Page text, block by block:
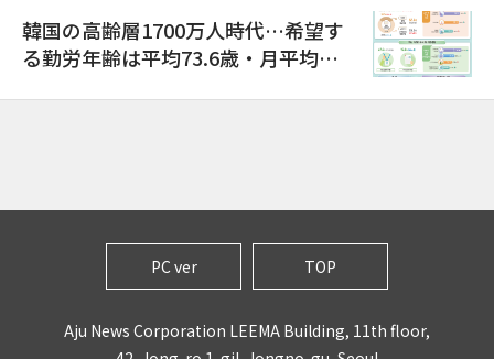
韓国の高齢層1700万人時代…希望す
る勤労年齢は平均73.6歳・月平均賃
PC ver TOP
Aju News Corporation LEEMA Building, 11th floor,